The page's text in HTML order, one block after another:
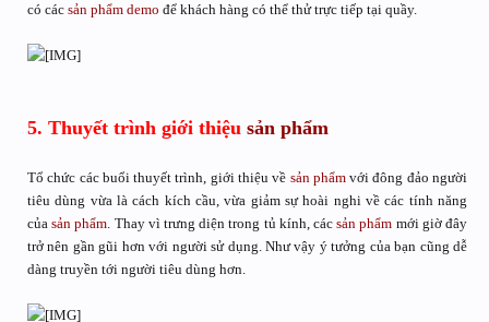
có các sản phẩm demo để khách hàng có thể thử trực tiếp tại quầy.
5. Thuyết trình giới thiệu sản phẩm
Tổ chức các buổi thuyết trình, giới thiệu về sản phẩmvới đông đảo người
tiêu dùng vừa là cách kích cầu, vừa giảm sự hoài nghi về các tính năng
củasản phẩm. Thay vì trưng diện trong tủ kính, cácsản phẩm mới giờ đây
trở nên gần gũi hơn với người sử dụng. Như vậy ý tưởng của bạn cũng dễ
dàng truyền tới người tiêu dùng hơn.